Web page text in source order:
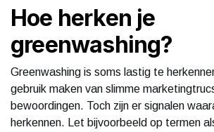
Hoe herken je
greenwashing?
Greenwashing is soms lastig te
gebruik maken van slimme
bewoordingen. Toch zijn er signalen
herkennen. Let bijvoorbeeld op termen